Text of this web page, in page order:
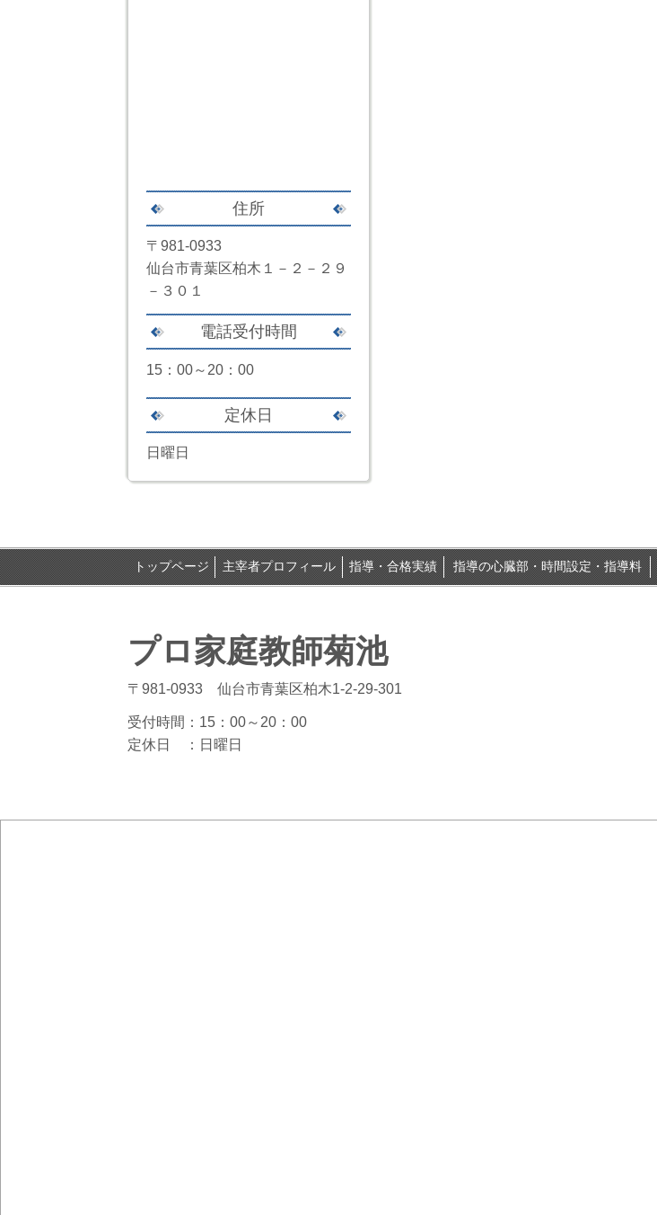
住所
〒981-0933
仙台市青葉区柏木１－２－２９
－３０１
電話受付時間
15：00～20：00
定休日
日曜日
トップページ 主宰者プロフィール 指導・合格実績 指導の心臓部・時間設定・指導料
プロ家庭教師菊池
〒981-0933 仙台市青葉区柏木1-2-29-301
受付時間：15 ：00～20：00
定休日 ： 日曜日